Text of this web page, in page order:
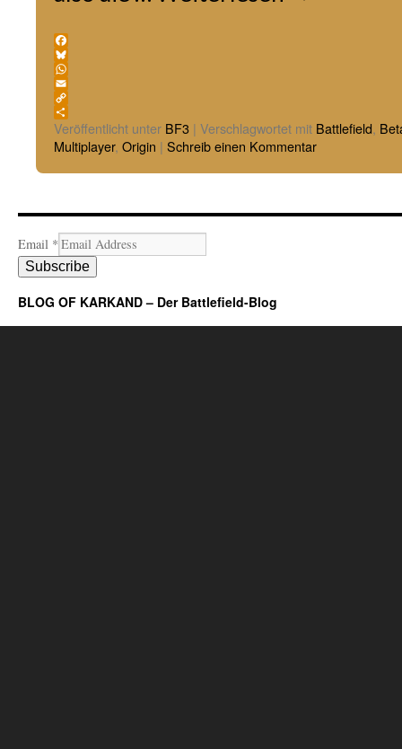
Facebook
Bluesky
WhatsApp
Email
Copy
Link
Teilen
Veröffentlicht unter BF3 | Verschlagwortet mit Battlefield,
Multiplayer, Origin | Schreib einen Kommentar
Email *
Subscribe
BLOG OF KARKAND – Der Battlefield-Blog